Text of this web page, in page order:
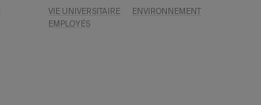
VIE UNIVERSITAIRE
ENVIRONNEMENT
EMPLOYÉS